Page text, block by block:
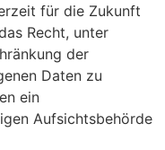
für die Zukunft
Recht, unter
der
Daten zu
ein
Aufsichtsbehörde